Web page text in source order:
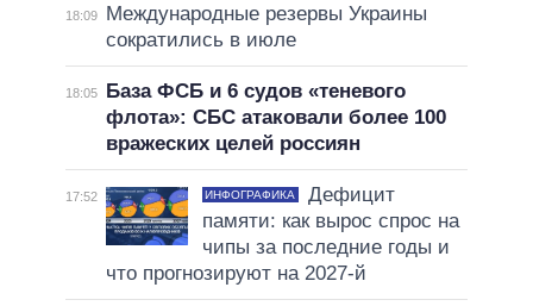
18:09
Международные резервы Украины
сократились в июле
18:05
База ФСБ и 6 судов «теневого
флота»: СБС атаковали более 100
вражеских целей россиян
17:52 ИНФОГРАФИКА
Дефицит
памяти: как вырос спрос на
чипы за последние годы и
что прогнозируют на 2027-й